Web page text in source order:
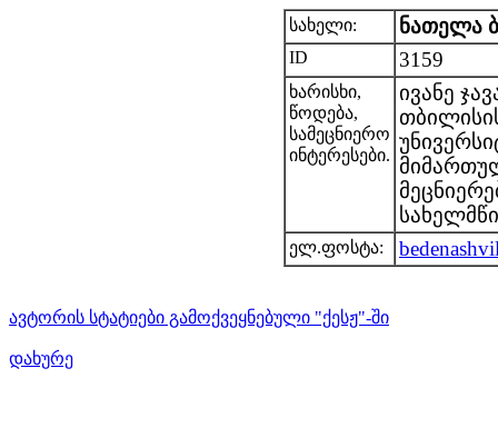
სახელი: ნათელა
ID 3159
ხარისხი,
წოდება,
სამეცნიერო
ინტერესები.
ივანე
ელ.ფოსტა:
ავტორის სტატიები გამოქვეყნებული "ქესჟ"-ში
დახურე